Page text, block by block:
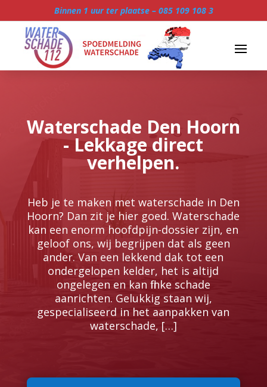
Binnen 1 uur ter plaatse – 085 109 108 3
Waterschade Den Hoorn
- Lekkage direct
verhelpen.
Heb je te maken met waterschade in Den
Hoorn? Dan zit je hier goed.​ Waterschade
kan een enorm hoofdpijn-dossier zijn, en
geloof ons, wij begrijpen dat als geen
ander.​ Van een lekkend dak tot een
ondergelopen kelder, het is altijd
ongelegen en kan flinke schade
aanrichten.​ Gelukkig staan wij,
gespecialiseerd in het aanpakken van
waterschade, […]